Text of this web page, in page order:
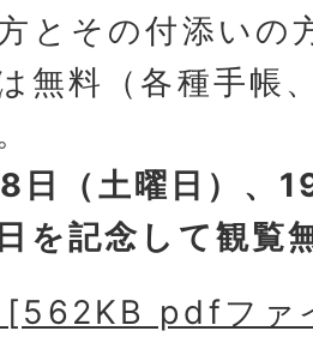
とその付添いの
無料（各種手帳
日（土曜日）、
を記念して観覧
[562KB pdfファ